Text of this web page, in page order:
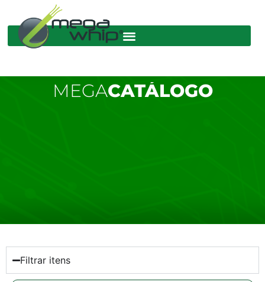
MEGACATÁLOGO
Filtrar itens